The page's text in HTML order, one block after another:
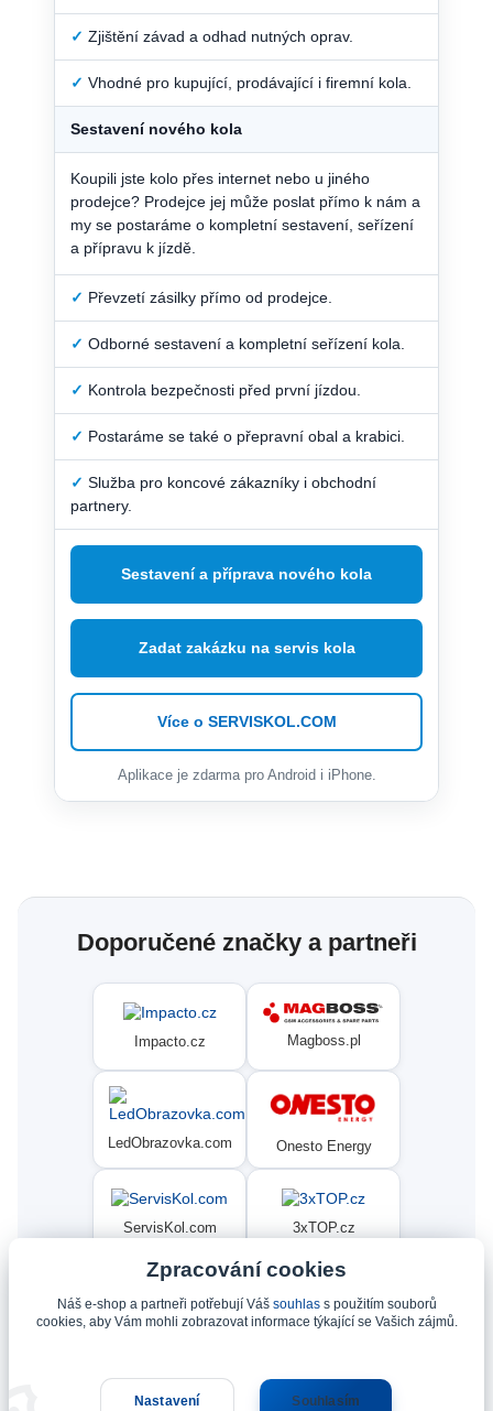
✓ Zjištění závad a odhad nutných oprav.
✓ Vhodné pro kupující, prodávající i firemní kola.
Sestavení nového kola
Koupili jste kolo přes internet nebo u jiného
prodejce? Prodejce jej může poslat přímo k nám a
my se postaráme o kompletní sestavení, seřízení
a přípravu k jízdě.
✓ Převzetí zásilky přímo od prodejce.
✓ Odborné sestavení a kompletní seřízení kola.
✓ Kontrola bezpečnosti před první jízdou.
✓ Postaráme se také o přepravní obal a krabici.
✓ Služba pro koncové zákazníky i obchodní
partnery.
Sestavení a příprava nového kola
Zadat zakázku na servis kola
Více o SERVISKOL.COM
Aplikace je zdarma pro Android i iPhone.
Doporučené značky a partneři
Impacto.cz Magboss.pl
LedObrazovka.com Onesto Energy
ServisKol.com 3xTOP.cz
Condat Ninex.cz
Zpracování cookies
Náš e-shop a partneři potřebují Váš souhlass použitím souborů
cookies, aby Vám mohli zobrazovat informace týkající se Vašich zájmů.
Nastavení Souhlasím